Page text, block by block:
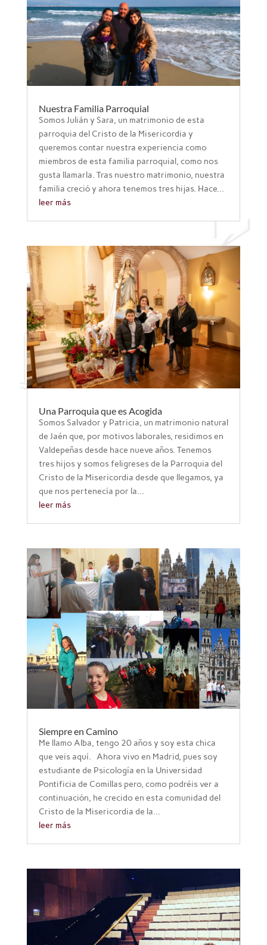
Nuestra Familia Parroquial
Somos Julián y Sara, un matrimonio de esta
parroquia del Cristo de la Misericordia y
queremos contar nuestra experiencia como
miembros de esta familia parroquial, como nos
gusta llamarla. Tras nuestro matrimonio, nuestra
familia creció y ahora tenemos tres hijas. Hace...
leer más
Una Parroquia que es Acogida
Somos Salvador y Patricia, un matrimonio natural
de Jaén que, por motivos laborales, residimos en
Valdepeñas desde hace nueve años. Tenemos
tres hijos y somos feligreses de la Parroquia del
Cristo de la Misericordia desde que llegamos, ya
que nos pertenecía por la...
leer más
Siempre en Camino
Me llamo Alba, tengo 20 años y soy esta chica
que veis aquí. Ahora vivo en Madrid, pues soy
estudiante de Psicología en la Universidad
Pontificia de Comillas pero, como podréis ver a
continuación, he crecido en esta comunidad del
Cristo de la Misericordia de la...
leer más